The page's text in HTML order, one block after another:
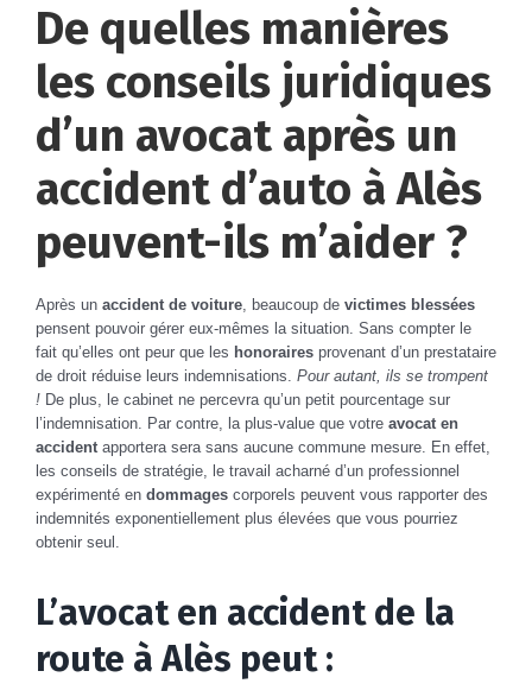
De quelles manières
les conseils juridiques
d’un avocat après un
accident d’auto à Alès
peuvent-ils m’aider ?
Après un accident de voiture, beaucoup de victimes blessées
pensent pouvoir gérer eux-mêmes la situation. Sans compter le
fait qu’elles ont peur que les honoraires provenant d’un prestataire
de droit réduise leurs indemnisations. Pour autant, ils se trompent
! De plus, le cabinet ne percevra qu’un petit pourcentage sur
l’indemnisation. Par contre, la plus-value que votre avocat en
accidentapportera sera sans aucune commune mesure. En effet,
les conseils de stratégie, le travail acharné d’un professionnel
expérimenté en dommages corporels peuvent vous rapporter des
indemnités exponentiellement plus élevées que vous pourriez
obtenir seul.
L’avocat en accident de la
route à Alès peut :